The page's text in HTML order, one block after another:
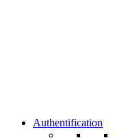
Authentification